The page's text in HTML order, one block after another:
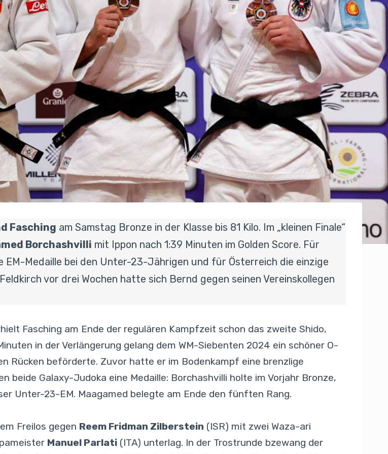
Fasching am Samstag Bronze in der Klasse bis 81 Kilo. Im „kleinen Finale“
Borchashvilli mit Ippon nach 1:39 Minuten im Golden Score. Für
Medaille bei den Unter-23-Jährigen und für Österreich die einzige
vor drei Wochen hatte sich Bernd gegen seinen Vereinskollegen
Fasching am Ende der regulären Kampfzeit schon das zweite Shido,
in der Verlängerung gelang dem WM-Siebenten 2024 ein schöner O-
Rücken beförderte. Zuvor hatte er im Bodenkampf eine brenzlige
Galaxy-Judoka eine Medaille: Borchashvilli holte im Vorjahr Bronze,
Unter-23-EM. Maagamed belegte am Ende den fünften Rang.
Freilos gegen Reem Fridman Zilberstein (ISR) mit zwei Waza-ari
Manuel Parlati (ITA) unterlag. In der Trostrunde bzewang der